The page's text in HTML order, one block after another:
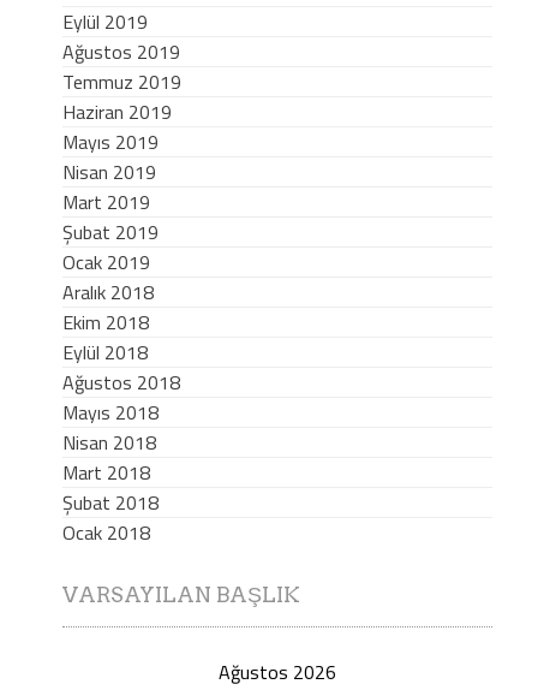
Eylül 2019
Ağustos 2019
Temmuz 2019
Haziran 2019
Mayıs 2019
Nisan 2019
Mart 2019
Şubat 2019
Ocak 2019
Aralık 2018
Ekim 2018
Eylül 2018
Ağustos 2018
Mayıs 2018
Nisan 2018
Mart 2018
Şubat 2018
Ocak 2018
VARSAYILAN BAŞLIK
Ağustos 2026